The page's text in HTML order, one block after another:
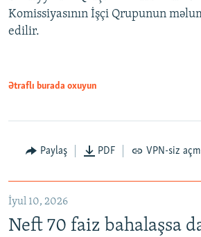
Komissiyasının İşçi Qrupunun
edilir.
Ətraflı burada oxuyun
Paylaş PDF VPN-siz
İyul 10, 2026
Neft 70 faiz bahalaşsa